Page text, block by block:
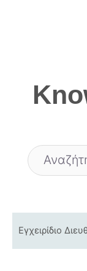
Εγχειρίδιο